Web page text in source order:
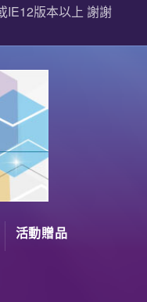
IE12版本以上 謝謝
活動贈品